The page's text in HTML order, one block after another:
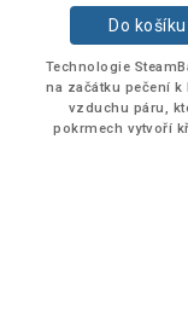
Do košíku
Technologie
na začátku pečení k
vzduchu páru,
pokrmech vytvoří